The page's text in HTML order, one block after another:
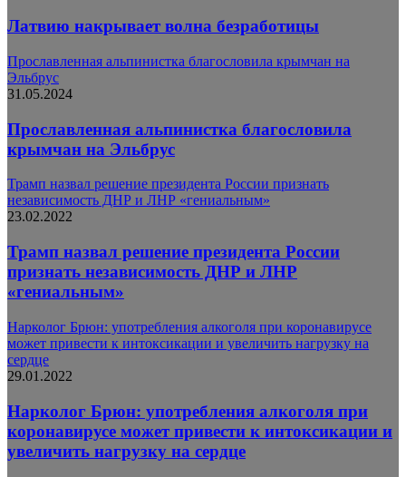
Латвию накрывает волна безработицы
Прославленная альпинистка благословила крымчан на
Эльбрус
31.05.2024
Прославленная альпинистка благословила
крымчан на Эльбрус
Трамп назвал решение президента России признать
независимость ДНР и ЛНР «гениальным»
23.02.2022
Трамп назвал решение президента России
признать независимость ДНР и ЛНР
«гениальным»
Нарколог Брюн: употребления алкоголя при коронавирусе
может привести к интоксикации и увеличить нагрузку на
сердце
29.01.2022
Нарколог Брюн: употребления алкоголя при
коронавирусе может привести к интоксикации и
увеличить нагрузку на сердце